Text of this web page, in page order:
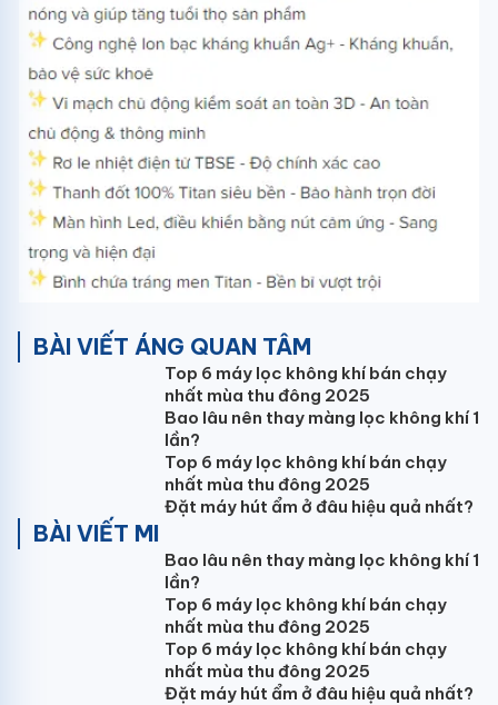
BÀI VIẾT ÁNG QUAN TÂM
Top 6 máy lọc không khí bán chạy
nhất mùa thu đông 2025
Bao lâu nên thay màng lọc không khí 1
lần?
Top 6 máy lọc không khí bán chạy
nhất mùa thu đông 2025
Đặt máy hút ẩm ở đâu hiệu quả nhất?
BÀI VIẾT MI
Bao lâu nên thay màng lọc không khí 1
lần?
Top 6 máy lọc không khí bán chạy
nhất mùa thu đông 2025
Top 6 máy lọc không khí bán chạy
nhất mùa thu đông 2025
Đặt máy hút ẩm ở đâu hiệu quả nhất?